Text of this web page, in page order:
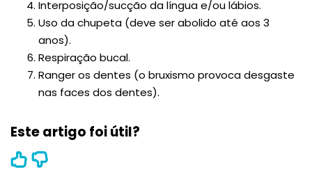
Interposição/sucção da língua e/ou lábios.
Uso da chupeta (deve ser abolido até aos 3
anos).
Respiração bucal.
Ranger os dentes (o bruxismo provoca desgaste
nas faces dos dentes).
Este artigo foi útil?